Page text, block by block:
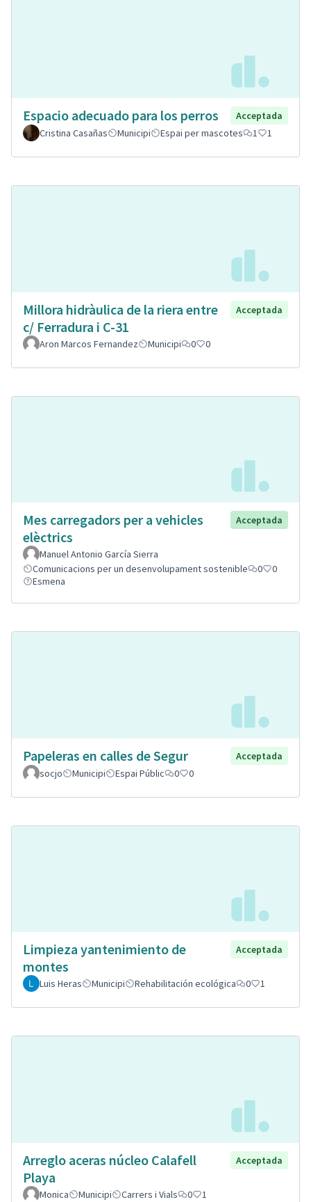
Espacio adecuado para los perros
Acceptada
Cristina Casañas
Municipi Espai per mascotes 1 1
Millora hidràulica de la riera entre
c/ Ferradura i C-31
Acceptada
Aron Marcos Fernandez Municipi 0 0
Mes carregadors per a vehicles
elèctrics
Acceptada
Manuel Antonio García Sierra
Comunicacions per un desenvolupament sostenible
0
0
Esmena
Papeleras en calles de Segur
Acceptada
socjo
Municipi Espai Públic 0 0
Limpieza yantenimiento de
montes
Acceptada
Luis Heras Municipi Rehabilitación ecológica 0 1
Arreglo aceras núcleo Calafell
Playa
Acceptada
Monica Municipi Carrers i Vials 0 1